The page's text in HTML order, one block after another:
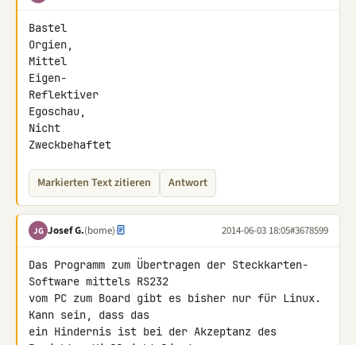
Bastel
Orgien,
Mittel
Eigen-
Reflektiver
Egoschau,
Nicht
Zweckbehaftet
Markierten Text zitieren Antwort
JG Josef G.(bome) 2014-06-03 18:05#3678599
Das Programm zum Übertragen der Steckkarten-
Software mittels RS232
vom PC zum Board gibt es bisher nur für Linux.
Kann sein, dass das
ein Hindernis ist bei der Akzeptanz des